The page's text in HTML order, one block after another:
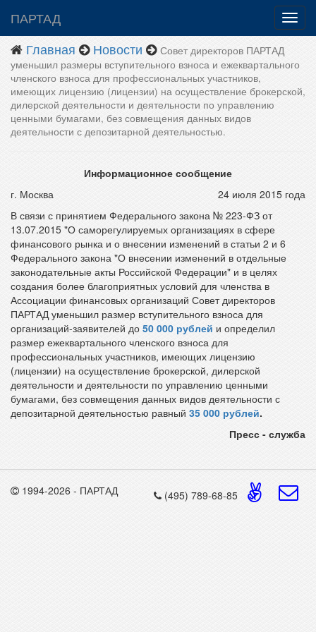
ПАРТАД
Главная
Новости
Совет директоров ПАРТАД
уменьшил размеры вступительного взноса и ежеквартального
членского взноса для профессиональных участников,
имеющих лицензию (лицензии) на осуществление брокерской,
дилерской деятельности и деятельности по управлению
ценными бумагами, без совмещения данных видов
деятельности с депозитарной деятельностью.
Информационное сообщение
г. Москва
24 июля 2015 года
В связи с принятием Федерального закона № 223-ФЗ от
13.07.2015 "О саморегулируемых организациях в сфере
финансового рынка и о внесении изменений в статьи 2 и 6
Федерального закона "О внесении изменений в отдельные
законодательные акты Российской Федерации" и в целях
создания более благоприятных условий для членства в
Ассоциации финансовых организаций Совет директоров
ПАРТАД уменьшил размер вступительного взноса для
организаций-заявителей до 50 000 рублей и определил
размер ежеквартального членского взноса для
профессиональных участников, имеющих лицензию
(лицензии) на осуществление брокерской, дилерской
деятельности и деятельности по управлению ценными
бумагами, без совмещения данных видов деятельности с
депозитарной деятельностью равный 35 000 рублей.
Пресс - служба
1994-2026 - ПАРТАД (495) 789-68-85